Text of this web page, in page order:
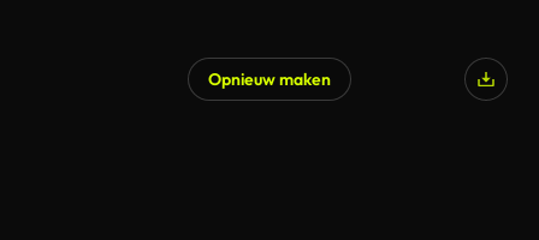
Opnieuw maken